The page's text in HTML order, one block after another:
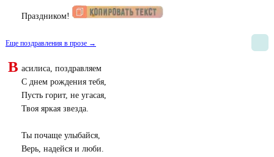
Праздником!
Еще поздравления в прозе →
В асилиса, поздравляем
С днем рождения тебя,
Пусть горит, не угасая,
Твоя яркая звезда.
Ты почаще улыбайся,
Верь, надейся и люби.